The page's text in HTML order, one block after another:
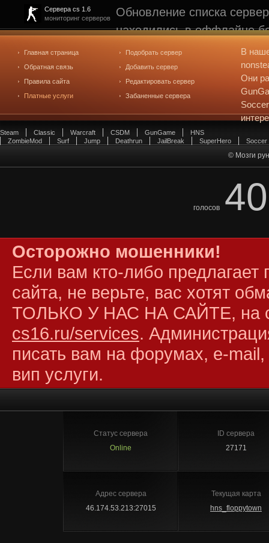
Сервера cs 1.6
мониторинг серверов
Обновление списка
находились в оффлайне
рейтинге не участвуют.
редактирования
.
Главная страница
Обратная связь
Правила сайта
Платные услуги
Подобрать сервер
Добавить сервер
Редактировать сервер
Забаненные сервера
В
Они
Steam Classic Warcraft CSDM GunGame
HNS
ZombieMod
Surf Jump Deathrun JailBreak SuperHero Soccer
© Мозги
голосов
Осторожно мошенники!
Если вам кто-либо
сайта, не верьте, вас хотят
ТОЛЬКО У НАС НА САЙТЕ, на
cs16.ru/services.
писать вам на форумах, e-mail,
вип услуги.
Статус сервера
Online
ID сервера
27171
Адрес сервера
46.174.53.213:27015
Текущая карта
hns_floppytown